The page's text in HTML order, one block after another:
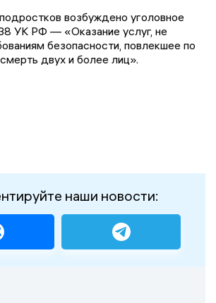
возбуждено уголовное
УК РФ — «Оказание услуг, не
безопасности, повлекшее по
двух и более лиц».
наши новости: